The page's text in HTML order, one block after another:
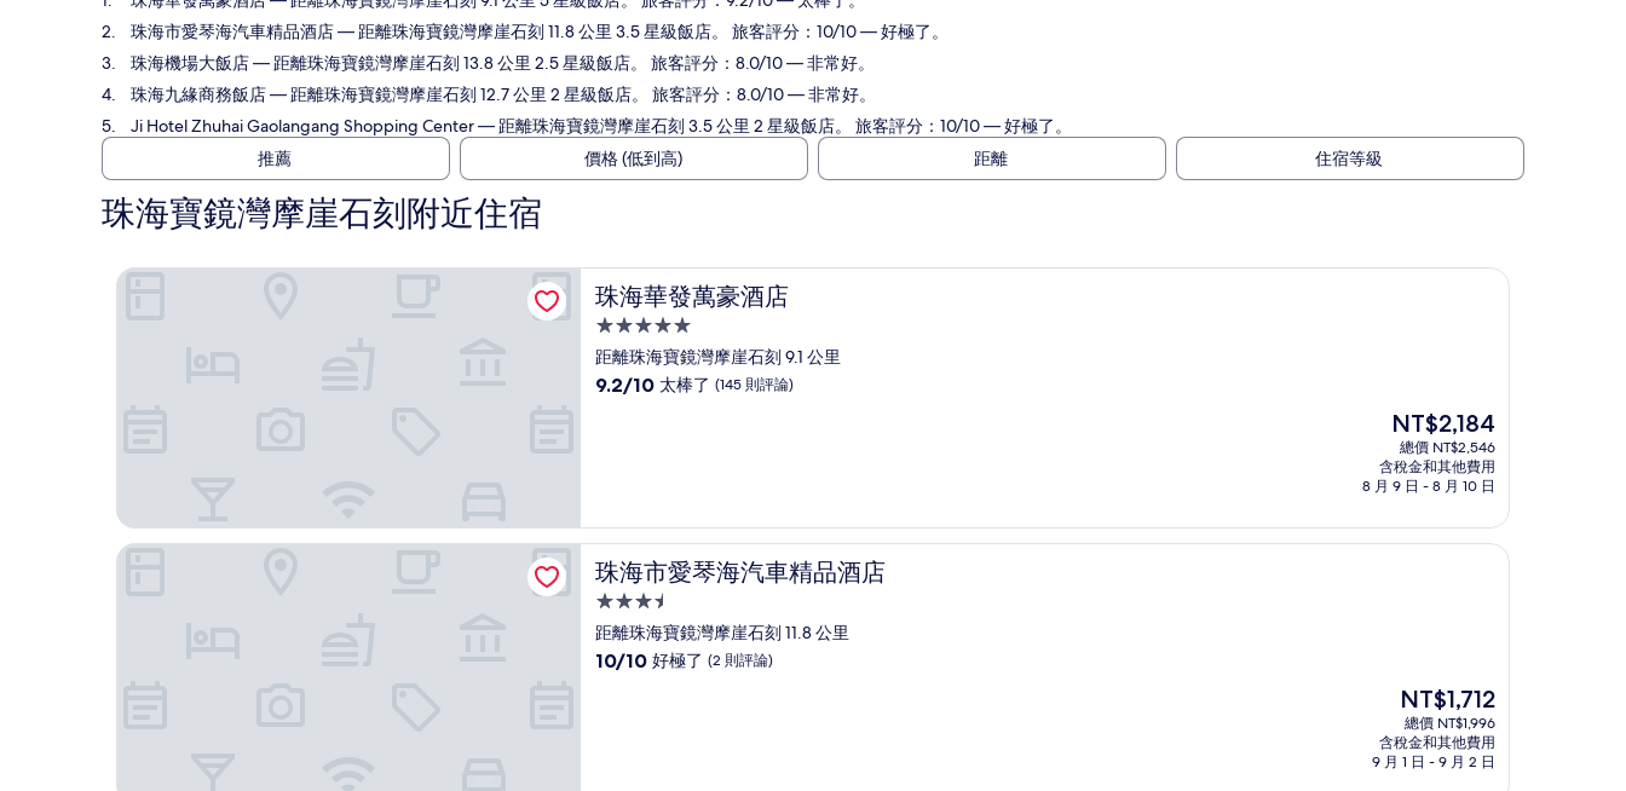
珠海市愛琴海汽車精品酒店— 距離珠海寶鏡灣摩崖石刻 11.8 公里 3.5 星級飯店。 旅客評分：10/10 — 好極了。
珠海機場大飯店— 距離珠海寶鏡灣摩崖石刻 13.8 公里 2.5 星級飯店。 旅客評分：8.0/10 — 非常好。
珠海九緣商務飯店— 距離珠海寶鏡灣摩崖石刻 12.7 公里 2 星級飯店。 旅客評分：8.0/10 — 非常好。
Ji Hotel Zhuhai Gaolangang Shopping Center— 距離珠海寶鏡灣摩崖石刻 3.5 公里 2 星級飯店。 旅客評分：10/10 — 好極了。
推薦
價格 (低到高) 距離 住宿等級
珠海寶鏡灣摩崖石刻附近住宿
珠海華發萬豪酒店
珠海華發萬豪酒店
5.0
星
級
距離珠海寶鏡灣摩崖石刻 9.1 公里
9.2
棒
了，
(145
則
評
論)
9.2/10 太棒了 (145 則評論)
現
在
價
格
NT$2,184
NT$2,184
總價 NT$2,546
含稅金和其他費用
8 月 9 日 - 8 月 10 日
珠海華發萬豪酒店
珠海市愛琴海汽車精品酒店
珠海市愛琴海汽車精品酒店
3.5
星
級
距離珠海寶鏡灣摩崖石刻 11.8 公里
10.0
10/10 好極了 (2 則評論)
現
在
價
格
NT$1,712
總價 NT$1,996
含稅金和其他費用
9 月 1 日 - 9 月 2 日
珠海市愛琴海汽車精品酒店